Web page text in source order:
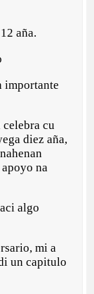
aña.
importante
cu
diez aña,
na
algo
mi a
un capitulo